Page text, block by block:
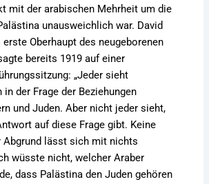
mit der arabischen Mehrheit um die
unausweichlich war. David
erste Oberhaupt des neugeborenen
bereits 1919 auf einer
„Jeder sieht
der Frage der Beziehungen
und Juden. Aber nicht jeder sieht,
auf diese Frage gibt. Keine
Abgrund lässt sich mit nichts
wüsste nicht, welcher Araber
dass Palästina den Juden gehören